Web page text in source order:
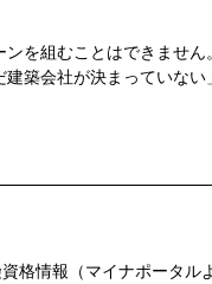
を組むことはできませ
築会社が決まっていな
格情報（マイナポータル